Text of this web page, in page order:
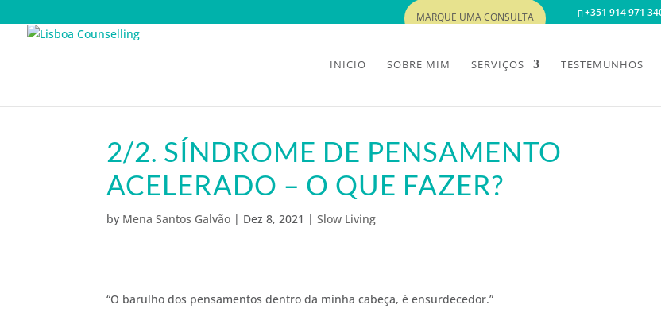
+351 914 971
MARQUE UMA CONSULTA
INICIO SOBRE MIM SERVIÇOS TESTEMUNHOS
2/2. SÍNDROME DE PENSAMENTO
ACELERADO – O QUE FAZER?
by Mena Santos Galvão | Dez 8, 2021 |Slow Living
“O barulho dos pensamentos dentro da minha cabeça, é ensurdecedor.”